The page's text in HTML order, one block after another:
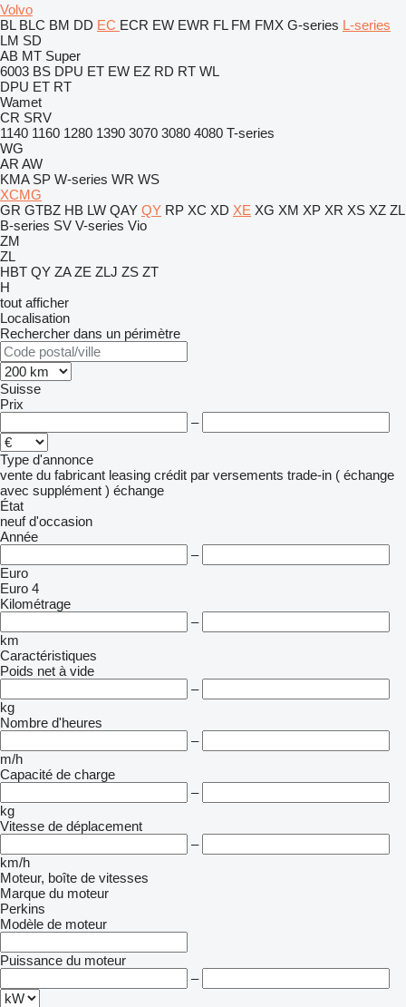
Volvo
BL BLC BM DD EC ECR EW EWR FL FM FMX G-series L-series
LM SD
AB MT Super
6003 BS DPU ET EW EZ RD RT WL
DPU ET RT
Wamet
CR SRV
1140 1160 1280 1390 3070 3080 4080 T-series
WG
AR AW
KMA SP W-series WR WS
XCMG
GR GTBZ HB LW QAY QY RP XC XD XE XG XM XP XR XS XZ ZL
B-series SV V-series Vio
ZM
ZL
HBT QY ZA ZE ZLJ ZS ZT
H
tout afficher
Localisation
Rechercher dans un périmètre
Suisse
Prix
–
Type d'annonce
vente du fabricant leasing crédit par versements trade-in ( échange
avec supplément ) échange
État
neuf d'occasion
Année
–
Euro
Euro 4
Kilométrage
–
km
Caractéristiques
Poids net à vide
–
kg
Nombre d'heures
–
m/h
Capacité de charge
–
kg
Vitesse de déplacement
–
km/h
Moteur, boîte de vitesses
Marque du moteur
Perkins
Modèle de moteur
Puissance du moteur
–